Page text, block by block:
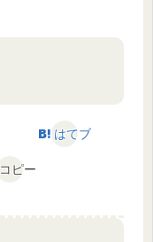
はてブ
コピー